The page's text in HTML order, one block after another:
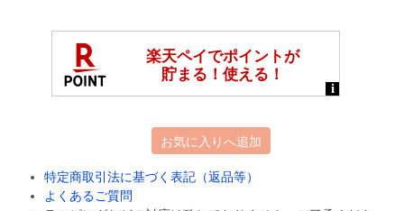
お気に入りへ追加
特定商取引法に基づく表記（返品等）
よくあるご質問